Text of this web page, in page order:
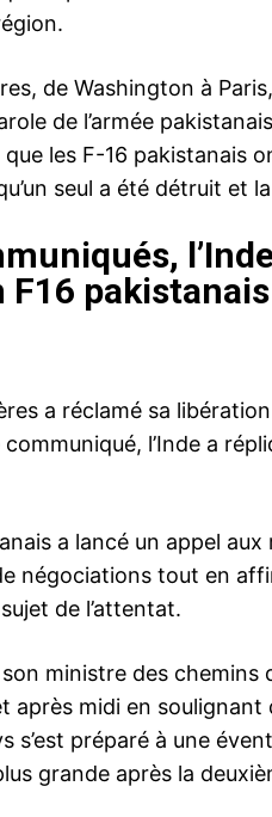
de Washington à
de l’armée
les F-16 pakistanais
seul a été détruit et
pakistanais
a réclamé sa
l’Inde a
a lancé un appel aux
négociations tout en
de l’attentat.
ministre des chemins
après midi en
préparé à une
grande après la